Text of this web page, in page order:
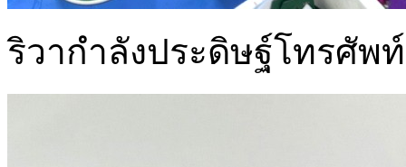
ริวากำลังประดิษฐ์โทรศัพ